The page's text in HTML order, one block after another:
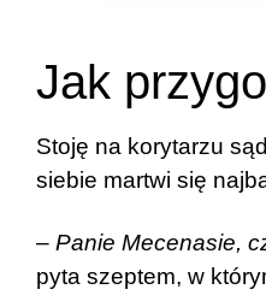
Jak
Stoję na korytarzu
siebie martwi się
– Panie Mecenasie,
pyta szeptem, w